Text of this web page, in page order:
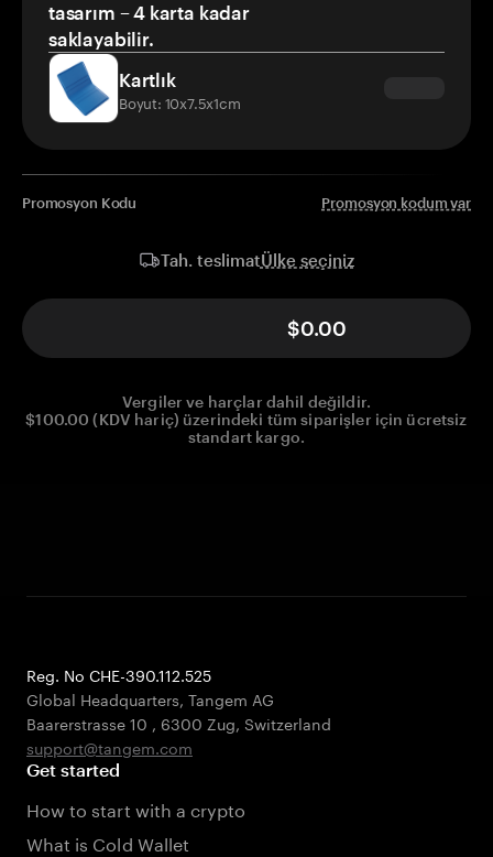
tasarım – 4 karta kadar
saklayabilir.
Kartlık
Boyut: 10x7.5x1cm
Promosyon Kodu Promosyon kodum var
Tah. teslimatÜlke seçiniz
$0.00
Vergiler ve harçlar dahil değildir.
$100.00 (KDV hariç) üzerindeki tüm siparişler için ücretsiz
standart kargo.
Reg. No CHE-390.112.525
Global Headquarters, Tangem AG
Baarerstrasse 10 , 6300 Zug, Switzerland
support@tangem.com
Get started
How to start with a crypto
What is Cold Wallet